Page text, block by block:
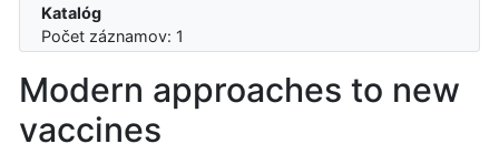
Katalóg
Počet záznamov: 1
Modern approaches to new
vaccines